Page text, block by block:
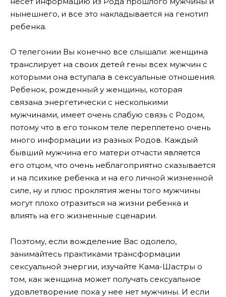
нынешнего, и все это накладывается на генотип
ребенка.
О телегонии Вы конечно все слышали: женщина
транслирует на своих детей гены всех мужчин с
которыми она вступала в сексуальные отношения.
Ребенок, рожденный у женщины, которая
связана энергетически с несколькими
мужчинами, имеет очень слабую связь с Родом,
потому что в его тонком теле переплетено очень
много информации из разных Родов. Каждый
бывший мужчина его матери отчасти является
его отцом, что очень неблагоприятно сказывается
и на психике ребенка и на его личной жизненной
силе, ну и плюс проклятия жены того мужчины
могут плохо отразиться на жизни ребенка и
влиять на его жизненные сценарии.
Поэтому, если вожделение Вас одолело,
занимайтесь практиками трансформации
сексуальной энергии, изучайте Кама-Шастры о
том, как женщина может получать сексуальное
удовлетворение пока у нее нет мужчины. И если